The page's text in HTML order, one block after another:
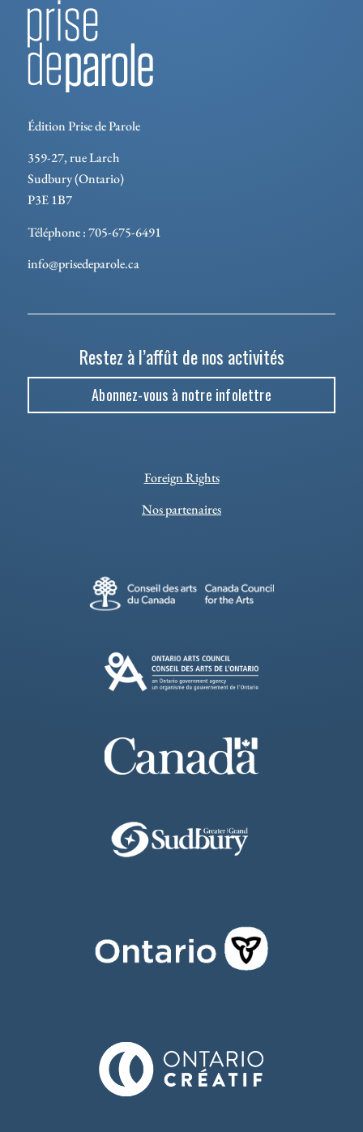
Édition Prise de Parole
359-27, rue Larch
Sudbury (Ontario)
P3E 1B7
Téléphone : 705-675-6491
info@prisedeparole.ca
Restez à l’affût de nos activités
Abonnez-vous à notre infolettre
Foreign Rights
Nos partenaires